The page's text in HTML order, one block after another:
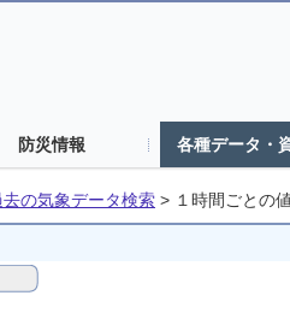
防災情報 各種データ・
去の気象データ検索 > １時間ごとの